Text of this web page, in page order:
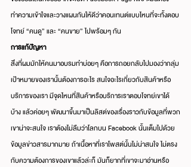
ทำความเข้าใจและวางแผนกันให้ดีว่าคอนเทนต์แบบไหนที่จะทั้งตอบ
โจทย์ “คนดู” และ “คนขาย” ไปพร้อมๆ กัน
การแก้ปัญหา
สิ่งที่ผมมักให้คนมาอบรมทำบ่อยๆ คือการถอยกลับไปมองว่ากลุ่ม
เป้าหมายของเรานั้นต้องการอะไร สนใจอะไรเกี่ยวกับสินค้าหรือ
บริการของเรา มีจุดไหนที่สินค้าหรือบริการเราตอบโจทย์เขาได้
บ้าง แล้วค่อยๆ พัฒนาขึ้นมาเป็นลิสต์ของเรื่องราวกับข้อมูลที่พวก
เขาน่าจะสนใจ เราต้องไม่ลืมว่าโลกบน Facebook นั้นเต็มไปด้วย
ข้อมูลข่าวสารมากมาย ถ้าเนื้อหาที่เราโพสต์นั้นไม่น่าสนใจ ไม่ตรง
กับความต้องการของเขาแล้วล่ะก็ มันก็ยากที่เขาจะมาอ่านหรือ